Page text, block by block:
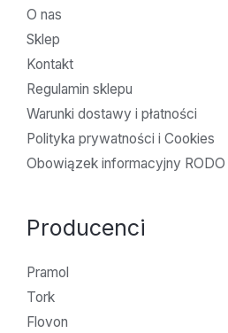
O nas
Sklep
Kontakt
Regulamin sklepu
Warunki dostawy i płatności
Polityka prywatności i Cookies
Obowiązek informacyjny RODO
Producenci
Pramol
Tork
Flovon